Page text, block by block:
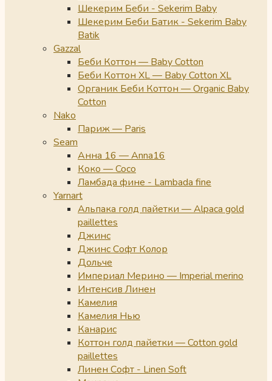
Шекерим Беби - Sekerim Baby
Шекерим Беби Батик - Sekerim Baby
Batik
Gazzal
Беби Коттон — Baby Cotton
Беби Коттон XL — Baby Cotton XL
Органик Беби Коттон — Organic Baby
Cotton
Nako
Париж — Paris
Seam
Анна 16 — Anna16
Коко — Coco
Ламбада фине - Lambada fine
Yarnart
Альпака голд пайетки — Alpaca gold
paillettes
Джинс
Джинс Софт Колор
Дольче
Империал Мерино — Imperial merino
Интенсив Линен
Камелия
Камелия Нью
Канарис
Коттон голд пайетки — Cotton gold
paillettes
Линен Софт - Linen Soft